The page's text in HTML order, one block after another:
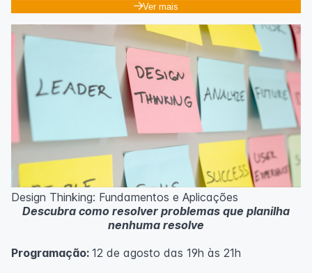
Ver mais
Design Thinking: Fundamentos e Aplicações
Descubra como resolver problemas que planilha
nenhuma resolve
Programação: 12 de agosto das 19h às 21h